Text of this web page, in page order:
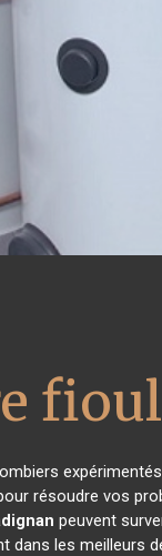
résoudre vos
peuvent
dans les meilleurs